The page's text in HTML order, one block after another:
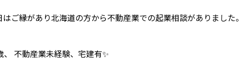
はご縁があり北海道の方から不動産業での起業相談がありました。
、 不動産業未経験、宅建有✨